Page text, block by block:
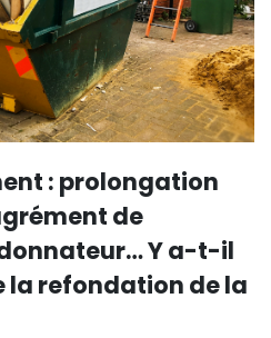
: prolongation
de
Y a-t-il
la refondation de la